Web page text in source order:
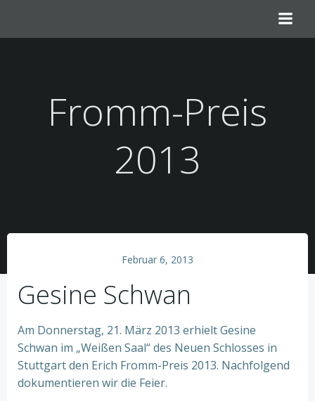
springen
Fromm-Preis
2013
Februar 6, 2013
Gesine Schwan
Am Donnerstag, 21. März 2013 erhielt Gesine
Schwan im „Weißen Saal“ des Neuen Schlosses in
Stuttgart den Erich Fromm-Preis 2013. Nachfolgend
dokumentieren wir die Feier.